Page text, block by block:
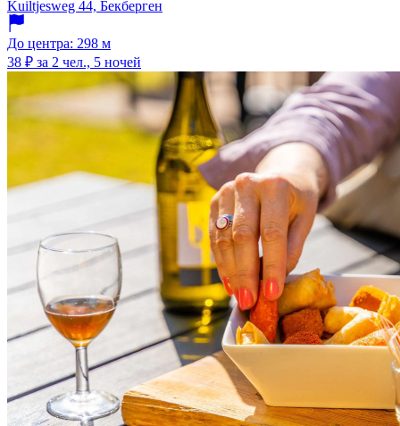
Kuiltjesweg 44, Бекберген
До центра: 298 м
38 ₽ за 2 чел., 5 ночей